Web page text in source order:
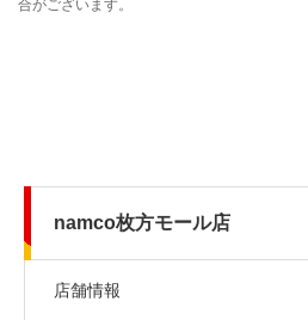
namco枚方モール店
店舗情報